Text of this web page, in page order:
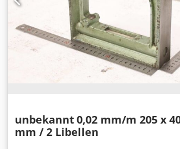
unbekannt0,02 mm/m 205 x
mm / 2 Libellen